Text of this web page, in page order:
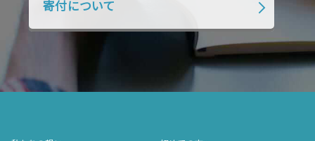
2018年1月 2017年12月
2017年10月 2017年9月 2017年8月
2017年5月
2017年4月
寄付について